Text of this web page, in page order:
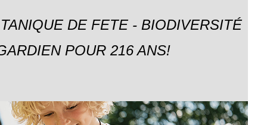
DE FETE - BIODIVERSITÉ
POUR 216 ANS!